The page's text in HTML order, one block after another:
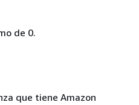
de 0.
que tiene Amazon